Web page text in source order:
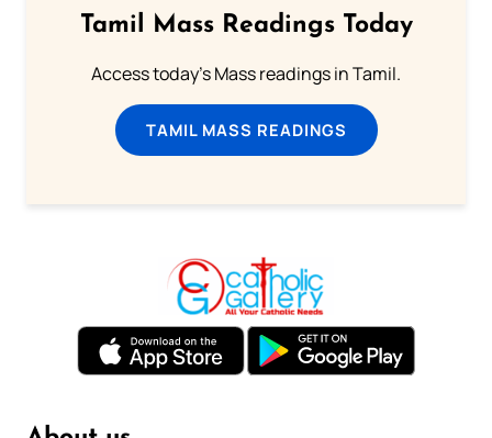
Tamil Mass Readings Today
Access today's Mass readings in Tamil.
TAMIL MASS READINGS